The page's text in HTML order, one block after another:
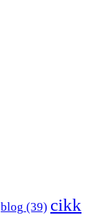
blog (39) cikk